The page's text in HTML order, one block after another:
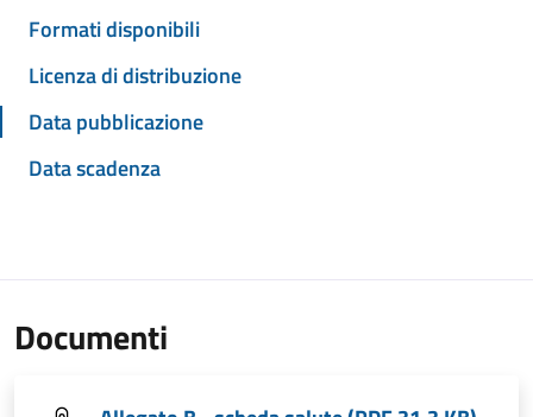
Formati disponibili
Licenza di distribuzione
Data pubblicazione
Data scadenza
Documenti